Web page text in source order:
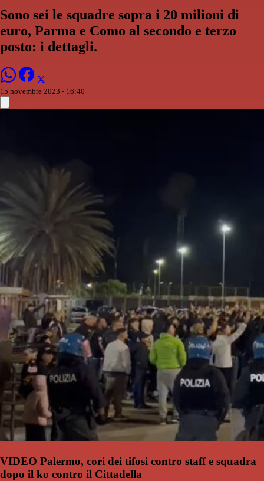
Sono sei le squadre sopra i 20 milioni di
euro, Parma e Como al secondo e terzo
posto: i dettagli.
15 novembre 2023 - 16:40
VIDEO Palermo, cori dei tifosi contro staff e squadra
dopo il ko contro il Cittadella